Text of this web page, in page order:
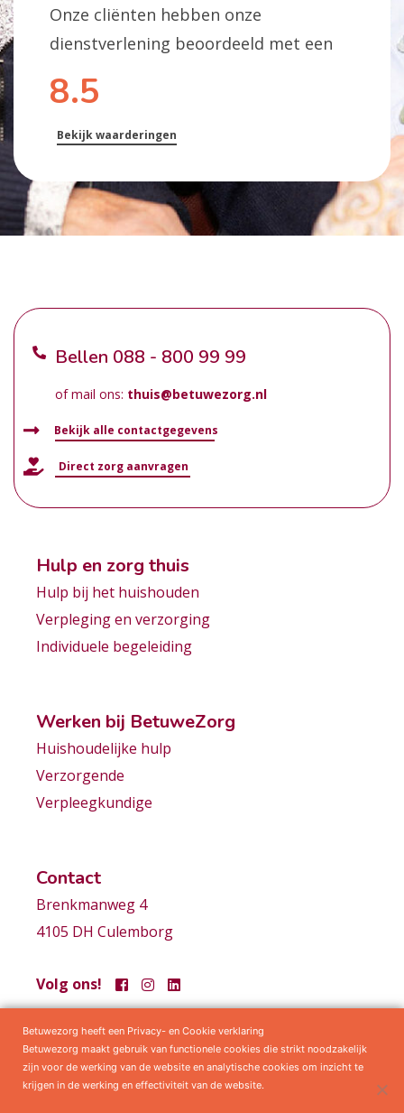
Onze cliënten hebben onze
dienstverlening beoordeeld met een
8.5
Bekijk waarderingen
Bellen 088 - 800 99 99
of mail ons: thuis@betuwezorg.nl
Bekijk alle contactgegevens
Direct zorg aanvragen
Hulp en zorg thuis
Hulp bij het huishouden
Verpleging en verzorging
Individuele begeleiding
Werken bij BetuweZorg
Huishoudelijke hulp
Verzorgende
Verpleegkundige
Contact
Brenkmanweg 4
4105 DH Culemborg
Volg ons!
Samenwerkingen Privacy statement Algemene voorwaarden
Betuwezorg heeft een Privacy- en Cookie verklaring
Betuwezorg maakt gebruik van functionele cookies die strikt noodzakelijk
zijn voor de werking van de website en analytische cookies om inzicht te
krijgen in de werking en effectiviteit van de website.